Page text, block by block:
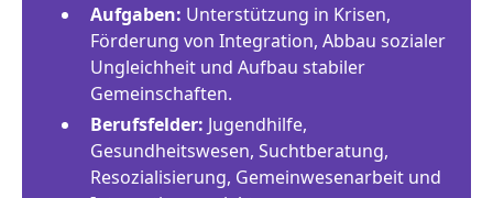
Aufgaben: Unterstützung in Krisen,
Förderung von Integration, Abbau sozialer
Ungleichheit und Aufbau stabiler
Gemeinschaften.
Berufsfelder: Jugendhilfe,
Gesundheitswesen, Suchtberatung,
Resozialisierung, Gemeinwesenarbeit und